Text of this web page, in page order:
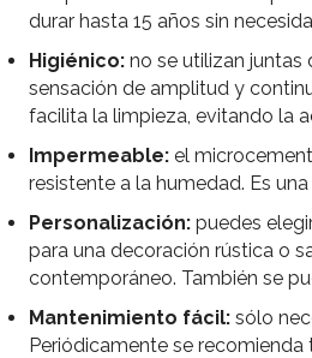
durar hasta 15 años sin
Higiénico: no se utilizan juntas
sensación de amplitud y
facilita la limpieza, evitando la
Impermeable: el
resistente a la humedad. Es
Personalización: puedes
para una decoración rústica o
contemporáneo. También se
Mantenimiento fácil: sólo
Periódicamente se